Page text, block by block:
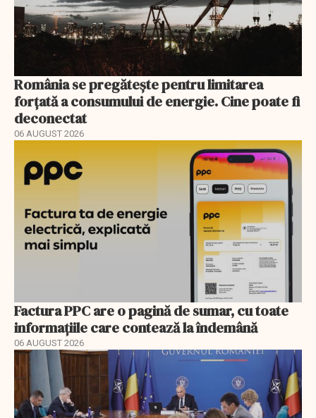
România se pregătește pentru limitarea
forțată a consumului de energie. Cine poate fi
deconectat
06 AUGUST 2026
Factura PPC are o pagină de sumar, cu toate
informațiile care contează la îndemână
06 AUGUST 2026